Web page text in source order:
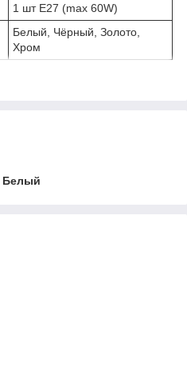
1 шт E27 (max 60W)
Белый, Чёрный, Золото,
Хром
Белый